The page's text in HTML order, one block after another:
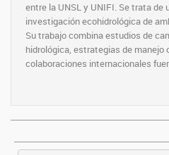
entre la UNSL y UNIFI. Se trata de
investigación ecohidrológica de
Su trabajo combina estudios de
hidrológica, estrategias de manejo
colaboraciones internacionales